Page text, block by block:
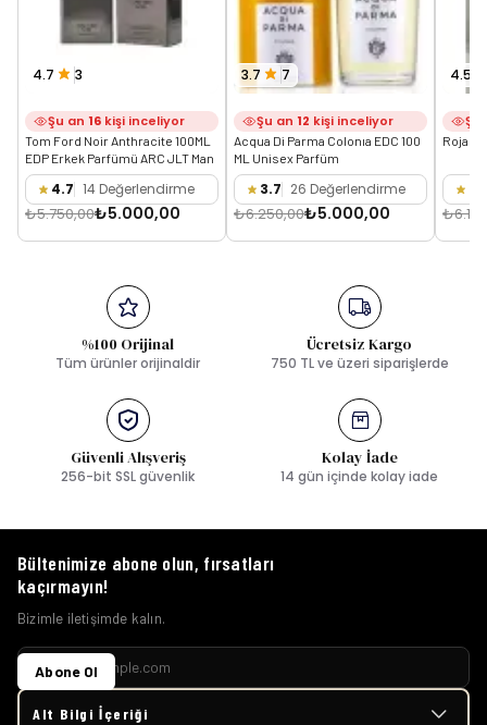
4.7 3
Şu an 16 kişi inceliyor
Tom Ford Noir Anthracite 100ML
EDP Erkek Parfümü ARC JLT Man
4.7 14 Değerlendirme
₺5.750,00₺5.000,00
3.7 7
Şu an 12 kişi inceliyor
Acqua Di Parma Colonıa EDC 100
ML Unisex Parfüm
3.7 26 Değerlendirme
₺6.250,00₺5.000,00
4.5
Şu
Roja
%100 Orijinal
Tüm ürünler orijinaldir
Ücretsiz Kargo
750 TL ve üzeri siparişlerde
Güvenli Alışveriş
256-bit SSL güvenlik
Kolay İade
14 gün içinde kolay iade
Alt Bilgi İçeriği
Bültenimize abone olun, fırsatları
kaçırmayın!
Bizimle iletişimde kalın.
Abone Ol